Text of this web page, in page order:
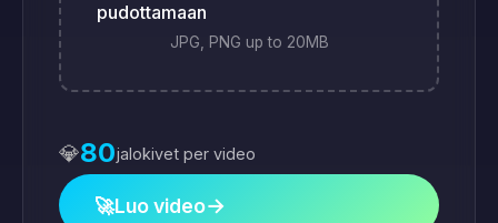
pudottamaan
JPG, PNG up to 20MB
💎80jalokivet per video
🚀Luo video→